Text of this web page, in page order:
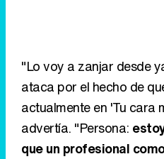
"Lo voy a zanjar desde
ataca por el hecho de
actualmente en 'Tu cara
advertía. "Persona:
que un profesional